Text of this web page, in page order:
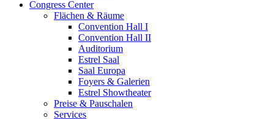
Congress Center
Flächen & Räume
Convention Hall I
Convention Hall II
Auditorium
Estrel Saal
Saal Europa
Foyers & Galerien
Estrel Showtheater
Preise & Pauschalen
Services